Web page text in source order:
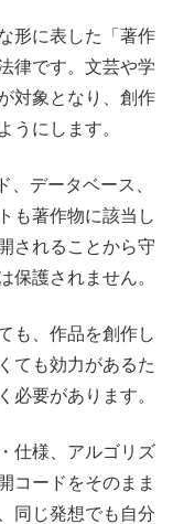
形に表した「著作
律です。文芸や学
対象となり、創作
うにします。
、データベース、
も著作物に該当し
されることから守
保護されません。
も、作品を創作し
ても効力があるた
必要があります。
仕様、アルゴリズ
コードをそのまま
同じ発想でも自分